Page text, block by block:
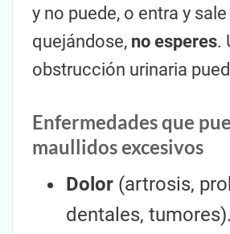
y no puede, o entra y
quejándose, no esperes.
obstrucción urinaria
Enfermedades que
maullidos excesivos
Dolor (artrosis,
dentales, tumores).